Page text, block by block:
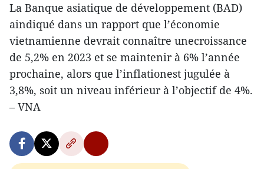
La Banque asiatique de développement (BAD)
aindiqué dans un rapport que l’économie
vietnamienne devrait connaître unecroissance
de 5,2% en 2023 et se maintenir à 6% l’année
prochaine, alors que l’inflationest jugulée à
3,8%, soit un niveau inférieur à l’objectif de 4%.
– VNA